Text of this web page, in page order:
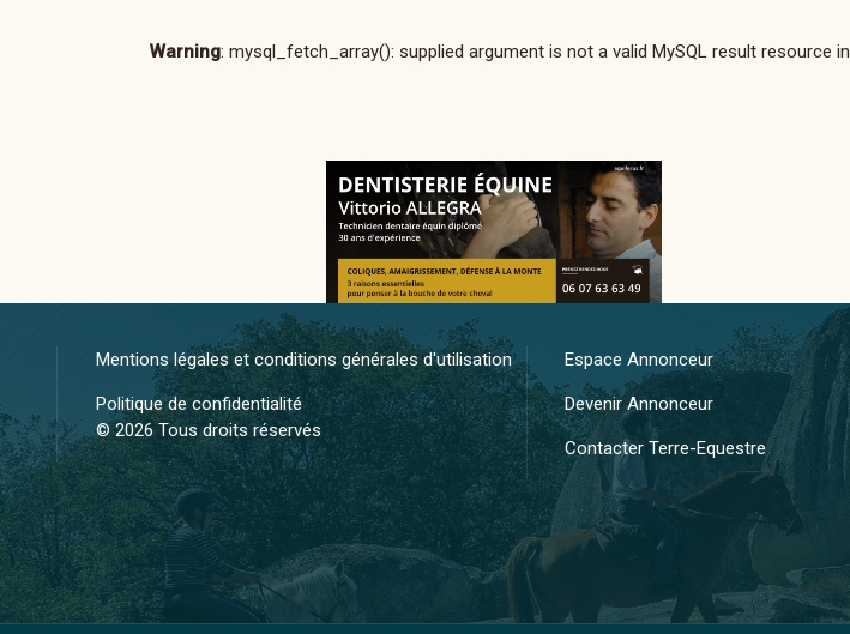
Warning: mysql_fetch_array(): supplied argument is not a valid MySQL result resource in
Mentions légales et conditions générales d'utilisation
Politique de confidentialité
© 2026 Tous droits réservés
Espace Annonceur
Devenir Annonceur
Contacter Terre-Equestre